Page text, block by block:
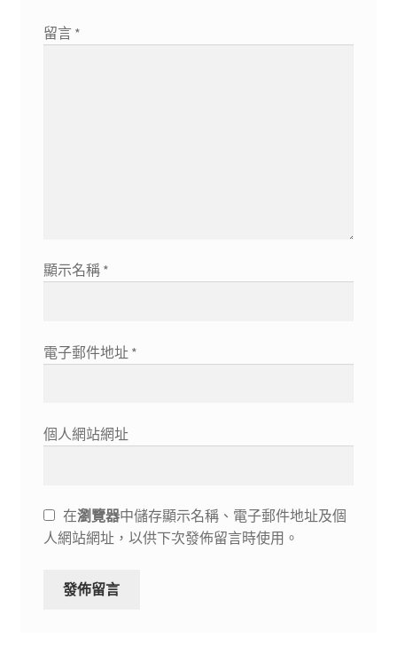
留言 *
顯示名稱 *
電子郵件地址 *
個人網站網址
在瀏覽器中儲存顯示名稱、電子郵件地址及個
人網站網址，以供下次發佈留言時使用。